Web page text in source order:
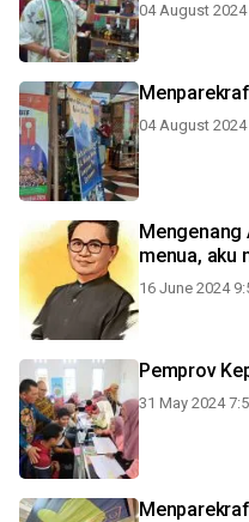
04 August 2024
04 August 2024
Mengenang
menua, aku
16 June 2024
Pemprov
31 May 2024